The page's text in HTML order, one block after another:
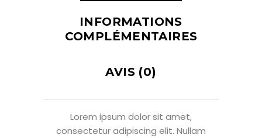
INFORMATIONS
COMPLÉMENTAIRES
AVIS (0)
Lorem ipsum dolor sit amet,
consectetur adipiscing elit. Nullam